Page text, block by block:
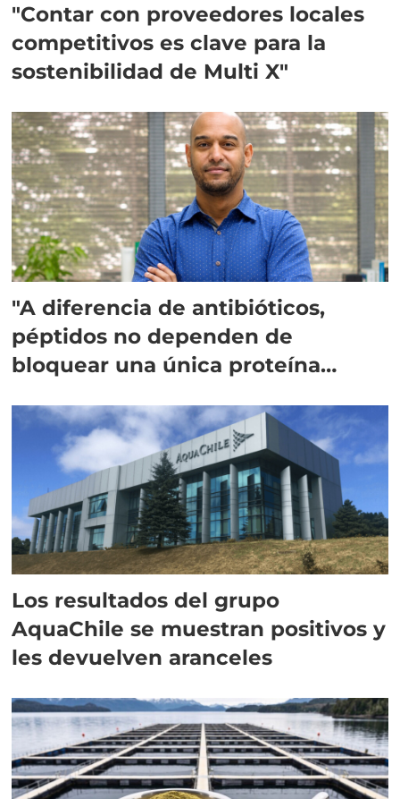
"Contar con proveedores locales
competitivos es clave para la
sostenibilidad de Multi X"
"A diferencia de antibióticos,
péptidos no dependen de
bloquear una única proteína
Los resultados del grupo
AquaChile se muestran positivos y
les devuelven aranceles